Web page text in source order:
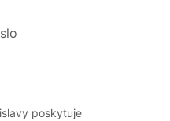
poskytuje